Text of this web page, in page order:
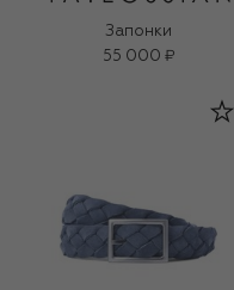
Запонки
55 000 ₽